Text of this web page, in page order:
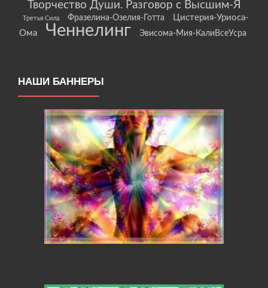
Творчество Души. Разговор с Высшим-Я
Третья Сила Фразелина-Озелия-Готта
Цистерия-Уриоса-
Ома
Ченнелинг Эвисома-Мия-КалиВсеУсра
НАШИ БАННЕРЫ